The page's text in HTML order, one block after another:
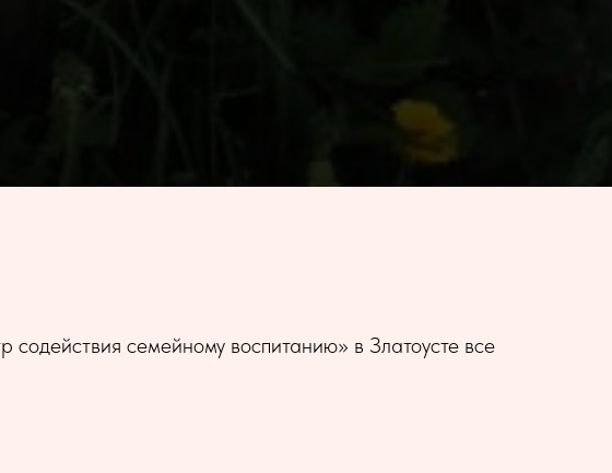
семейному воспитанию» в Златоусте все